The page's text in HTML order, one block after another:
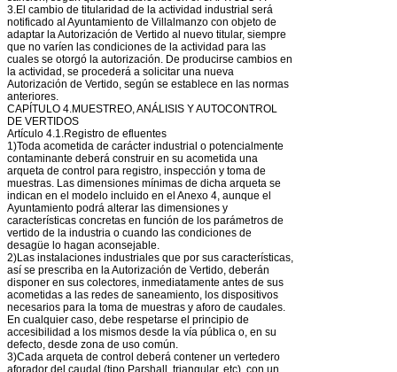
3.El cambio de titularidad de la actividad industrial será
notificado al Ayuntamiento de Villalmanzo con objeto de
adaptar la Autorización de Vertido al nuevo titular, siempre
que no varíen las condiciones de la actividad para las
cuales se otorgó la autorización. De producirse cambios en
la actividad, se procederá a solicitar una nueva
Autorización de Vertido, según se establece en las normas
anteriores.
CAPÍTULO 4.MUESTREO, ANÁLISIS Y AUTOCONTROL
DE VERTIDOS
Artículo 4.1.Registro de efluentes
1)Toda acometida de carácter industrial o potencialmente
contaminante deberá construir en su acometida una
arqueta de control para registro, inspección y toma de
muestras. Las dimensiones mínimas de dicha arqueta se
indican en el modelo incluido en el Anexo 4, aunque el
Ayuntamiento podrá alterar las dimensiones y
características concretas en función de los parámetros de
vertido de la industria o cuando las condiciones de
desagüe lo hagan aconsejable.
2)Las instalaciones industriales que por sus características,
así se prescriba en la Autorización de Vertido, deberán
disponer en sus colectores, inmediatamente antes de sus
acometidas a las redes de saneamiento, los dispositivos
necesarios para la toma de muestras y aforo de caudales.
En cualquier caso, debe respetarse el principio de
accesibilidad a los mismos desde la vía pública o, en su
defecto, desde zona de uso común.
3)Cada arqueta de control deberá contener un vertedero
aforador del caudal (tipo Parshall, triangular, etc), con un